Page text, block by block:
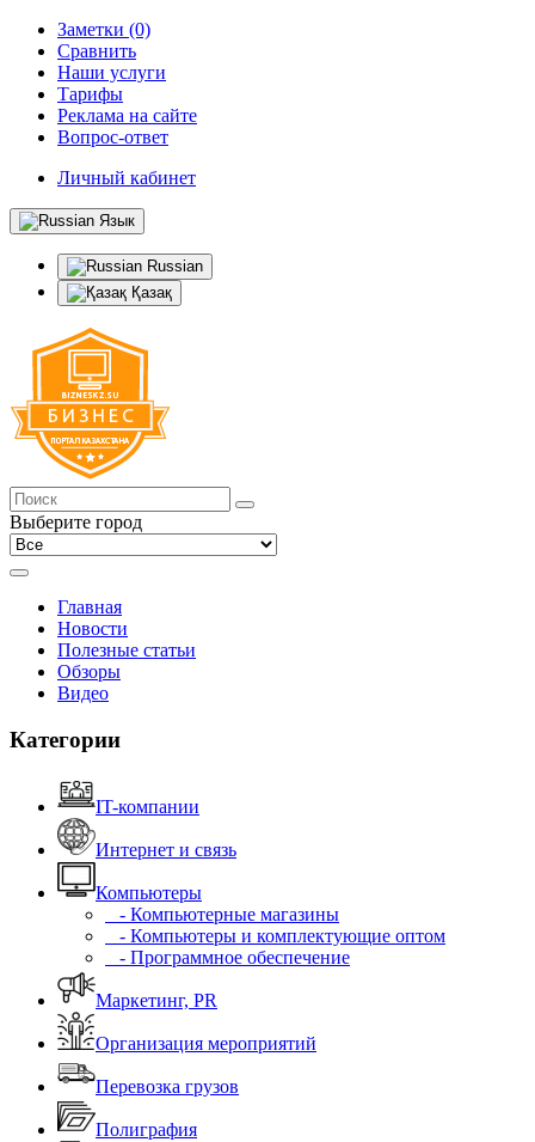
Заметки (0)
Сравнить
Наши услуги
Тарифы
Реклама на сайте
Вопрос-ответ
Личный кабинет
Язык
Russian
Қазақ
Выберите город
Главная
Новости
Полезные статьи
Обзоры
Видео
Категории
IT-компании
Интернет и связь
Компьютеры
- Компьютерные магазины
- Компьютеры и комплектующие оптом
- Программное обеспечение
Маркетинг, PR
Организация мероприятий
Перевозка грузов
Полиграфия